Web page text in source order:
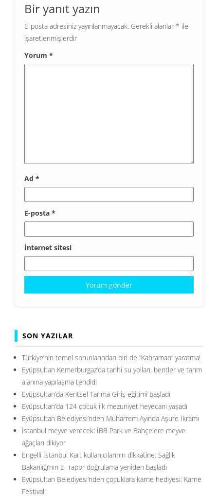
Bir yanıt yazın
E-posta adresiniz yayınlanmayacak. Gerekli alanlar * ile
işaretlenmişlerdir
Yorum *
Ad *
E-posta *
İnternet sitesi
SON YAZILAR
Türkiye’nin temel sorunlarından biri de ”Kahraman” yaratma!
Eyüpsultan Kemerburgaz’da tarihi su yolları, bentler ve tarım
alanına yapılaşma tehdidi
Eyüpsultan’da Kentsel Tarıma Giriş eğitimi başladı
Eyüpsultan’da 124 çocuk ilk mezuniyet heyecanı yaşadı
Eyüpsultan Belediyesi’nden Muharrem Ayında Aşure İkramı
İstanbul meyve verecek: İBB Park ve Bahçelere meyve
ağaçları dikiyor
Engelli İstanbul Kart kullanıcılarının dikkatine: Sağlık
Bakanlığı’nın E- rapor doğrulama yeniden başladı
Eyüpsultan Belediyesi’nden çocuklara karne hediyesi: Karne
Festivali